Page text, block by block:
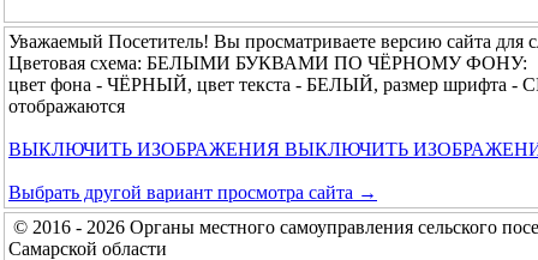
Уважаемый Посетитель! Вы просматриваете версию сайта для
Цветовая схема: БЕЛЫМИ БУКВАМИ ПО ЧЁРНОМУ ФОНУ:
цвет фона - ЧЁРНЫЙ, цвет текста - БЕЛЫЙ, размер шрифта
отображаются
ВЫКЛЮЧИТЬ ИЗОБРАЖЕНИЯ ВЫКЛЮЧИТЬ
Выбрать другой вариант просмотра сайта →
© 2016 - 2026 Органы местного самоуправления сельского
Самарской области